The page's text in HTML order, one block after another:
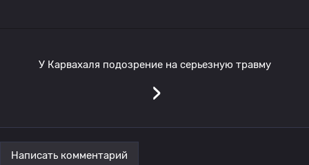
У Карвахаля подозрение на серьезную травму
›
Написать комментарий